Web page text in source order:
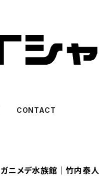
CONTACT
ガニメデ水族館｜竹内泰人